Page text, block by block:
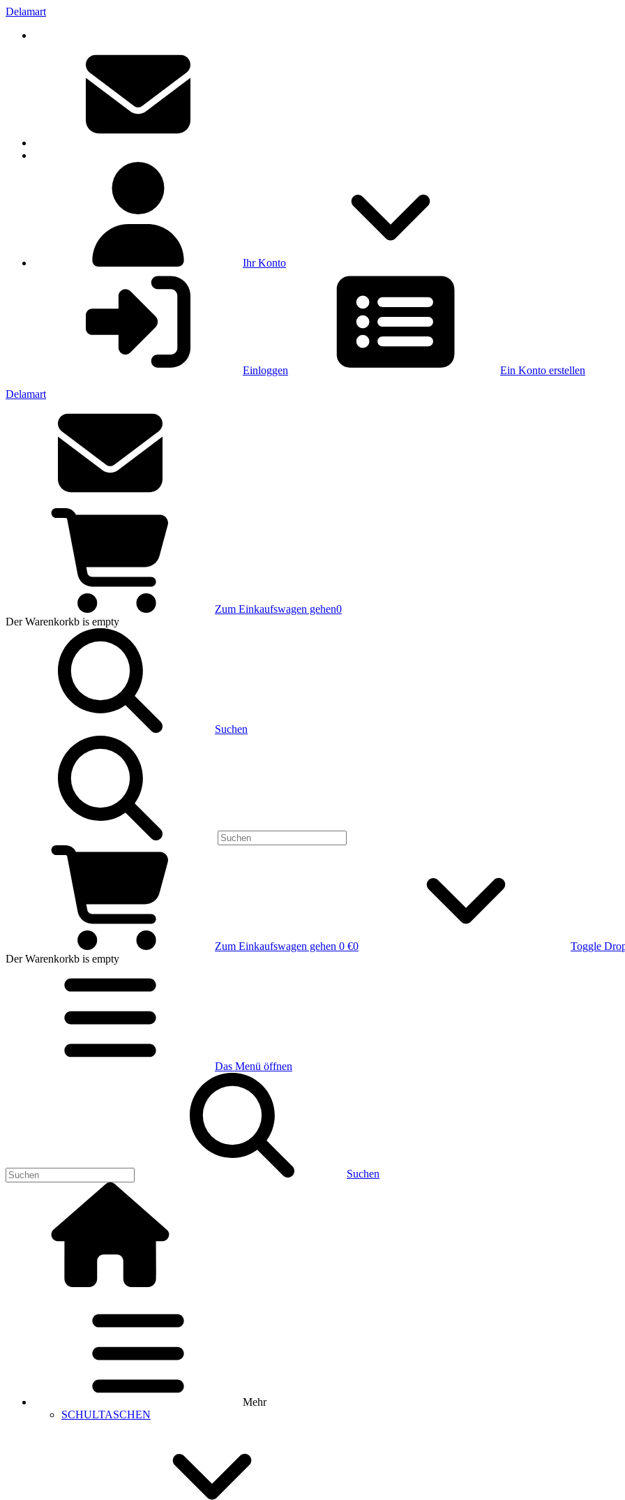
Delamart
Ihr Konto
Einloggen Ein Konto erstellen
Delamart
Zum Einkaufswagen gehen0
Der Warenkorkb is empty
Suchen
Zum Einkaufswagen gehen 0 €0
Toggle
Der Warenkorkb is empty
Das Menü öffnen
Suchen
Mehr
SCHULTASCHEN